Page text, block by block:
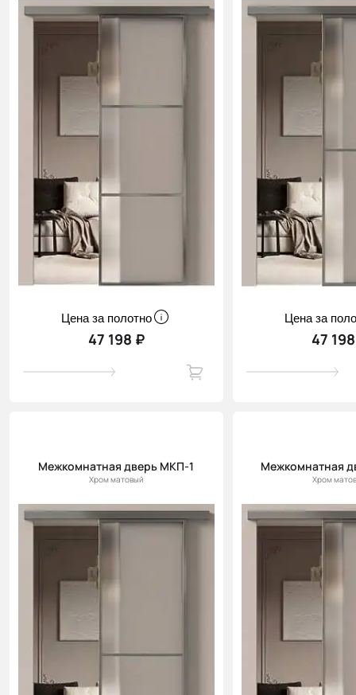
Цена за полотно
47 198 ₽
Цена за
47
Межкомнатная дверь МКП-1
Хром матовый
Межкомнатная
Хром